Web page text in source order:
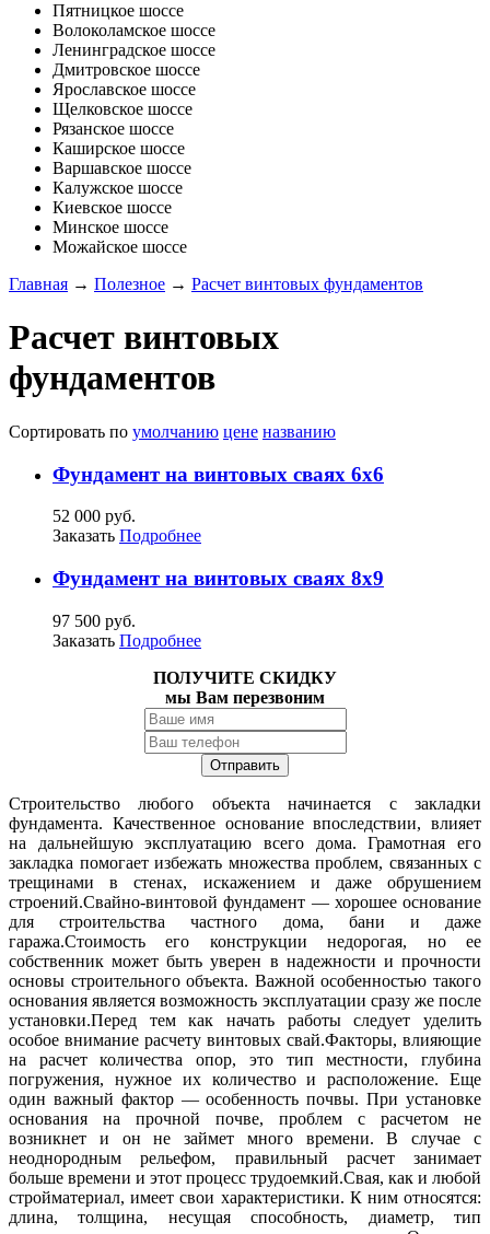
Пятницкое шоссе
Волоколамское шоссе
Ленинградское шоссе
Дмитровское шоссе
Ярославское шоссе
Щелковское шоссе
Рязанское шоссе
Каширское шоссе
Варшавское шоссе
Калужское шоссе
Киевское шоссе
Минское шоссе
Можайское шоссе
Главная → Полезное → Расчет винтовых фундаментов
Расчет винтовых
фундаментов
Сортировать по умолчанию цене названию
Фундамент на винтовых сваях 6х6
52 000 руб.
Заказать Подробнее
Фундамент на винтовых сваях 8х9
97 500 руб.
Заказать Подробнее
ПОЛУЧИТЕ СКИДКУ
мы Вам перезвоним
Строительство любого объекта начинается с закладки
фундамента. Качественное основание впоследствии, влияет
на дальнейшую эксплуатацию всего дома. Грамотная его
закладка помогает избежать множества проблем, связанных с
трещинами в стенах, искажением и даже обрушением
строений.Свайно-винтовой фундамент — хорошее основание
для строительства частного дома, бани и даже
гаража.Стоимость его конструкции недорогая, но ее
собственник может быть уверен в надежности и прочности
основы строительного объекта. Важной особенностью такого
основания является возможность эксплуатации сразу же после
установки.Перед тем как начать работы следует уделить
особое внимание расчету винтовых свай.Факторы, влияющие
на расчет количества опор, это тип местности, глубина
погружения, нужное их количество и расположение. Еще
один важный фактор — особенность почвы. При установке
основания на прочной почве, проблем с расчетом не
возникнет и он не займет много времени. В случае с
неоднородным рельефом, правильный расчет занимает
больше времени и этот процесс трудоемкий.Свая, как и любой
стройматериал, имеет свои характеристики. К ним относятся:
длина, толщина, несущая способность, диаметр, тип